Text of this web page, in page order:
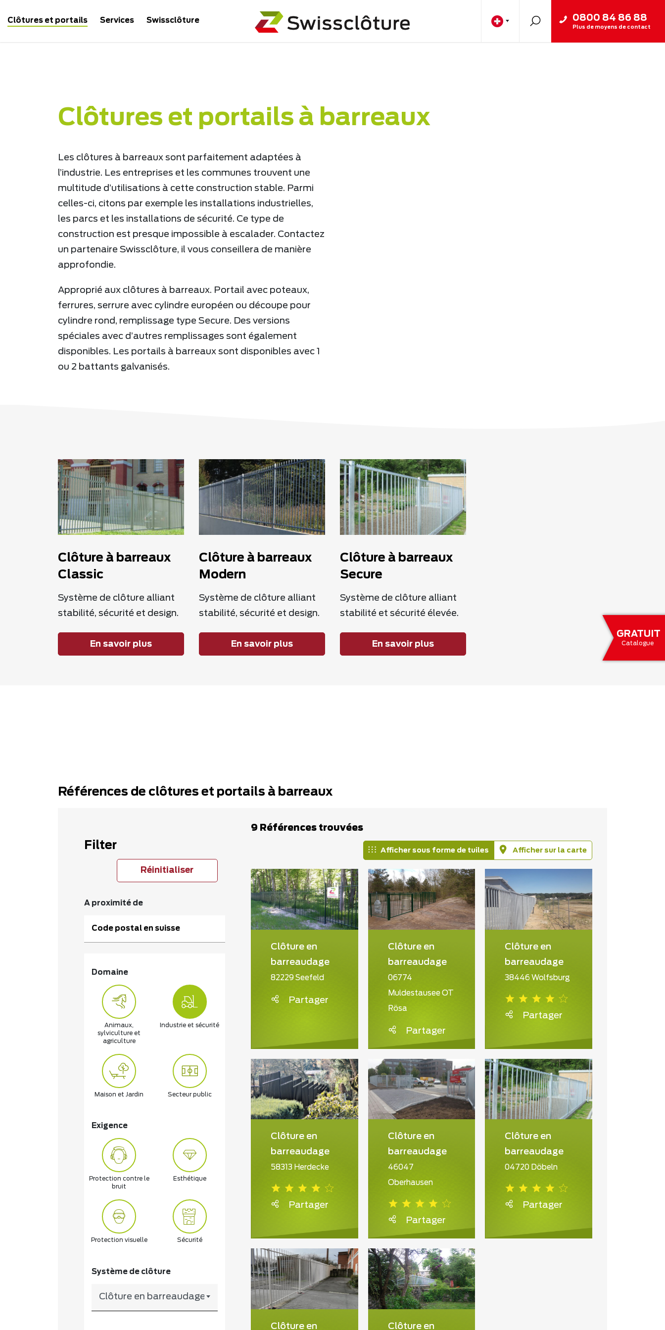
GRATUIT
Catalogue
Clôtures et portails Services Swissclôture 0800 84 86 88
Plus de moyens de contact
Clôtures et portails à barreaux
Les clôtures à barreaux sont parfaitement adaptées à
l’industrie. Les entreprises et les communes trouvent une
multitude d’utilisations à cette construction stable. Parmi
celles-ci, citons par exemple les installations industrielles,
les parcs et les installations de sécurité. Ce type de
construction est presque impossible à escalader. Contactez
un partenaire Swissclôture, il vous conseillera de manière
approfondie.
Approprié aux clôtures à barreaux. Portail avec poteaux,
ferrures, serrure avec cylindre européen ou découpe pour
cylindre rond, remplissage type Secure. Des versions
spéciales avec d’autres remplissages sont également
disponibles. Les portails à barreaux sont disponibles avec 1
ou 2 battants galvanisés.
Clôture à barreaux
Classic
Système de clôture alliant
stabilité, sécurité et design.
En savoir plus
Clôture à barreaux
Modern
Système de clôture alliant
stabilité, sécurité et design.
En savoir plus
Clôture à barreaux
Secure
Système de clôture alliant
stabilité et sécurité élevée.
En savoir plus
Références de clôtures et portails à barreaux
Filter
Réinitialiser
A proximité de
Code postal en suisse
Domaine
Animaux,
sylviculture et
agriculture
Industrie et sécurité
Maison et Jardin Secteur public
Exigence
Protection contre le
bruit
Esthétique
Protection visuelle Sécurité
Système de clôture
Clôture en barreaudage
9 Références trouvées
Afficher sous forme de tuiles Afficher sur la carte
Clôture en
barreaudage
82229 Seefeld
Partager
Clôture en
barreaudage
06774
Muldestausee OT
Rösa
Partager
Clôture en
barreaudage
38446 Wolfsburg
Partager
Clôture en
barreaudage
58313 Herdecke
Partager
Clôture en
barreaudage
46047
Oberhausen
Partager
Clôture en
barreaudage
04720 Döbeln
Partager
Clôture en Clôture en